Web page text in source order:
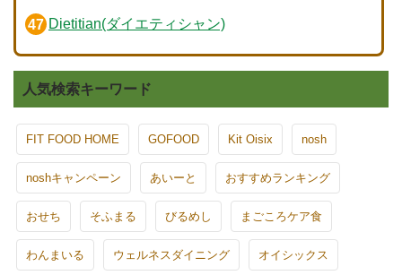
Dietitian(ダイエティシャン)
人気検索キーワード
FIT FOOD HOME GOFOOD Kit Oisix nosh
noshキャンペーン あいーと おすすめランキング
おせち そふまる びるめし まごころケア食
わんまいる ウェルネスダイニング オイシックス